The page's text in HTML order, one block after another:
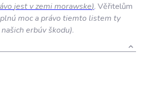
jest vzemimorawske). Věřitelům
plnúmocaprávo tiemto listem ty
našich erbúv škodu).